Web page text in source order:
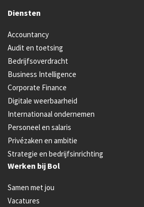
Diensten
Accountancy
Audit en toetsing
Bedrijfsoverdracht
Business Intelligence
Corporate Finance
Digitale weerbaarheid
Internationaal ondernemen
Personeel en salaris
Privézaken en ambitie
Strategie en bedrijfsinrichting
Werken bij Bol
Samen met jou
Vacatures